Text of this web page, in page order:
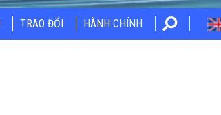
TRAO ĐỔI HÀNH CHÍNH